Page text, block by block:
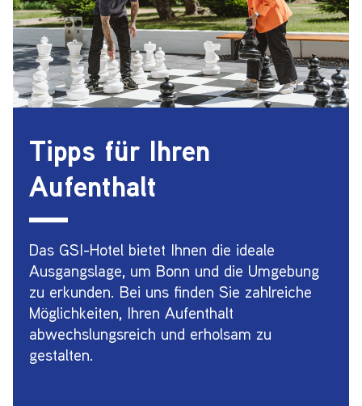
Tipps für Ihren
Aufenthalt
Das GSI-Hotel bietet Ihnen die ideale
Ausgangslage, um Bonn und die Umgebung
zu erkunden. Bei uns finden Sie zahlreiche
Möglichkeiten, Ihren Aufenthalt
abwechslungsreich und erholsam zu
gestalten.